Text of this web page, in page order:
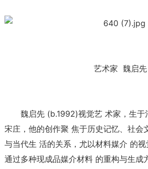
艺术家 魏启先
魏启先 (b.1992)视觉艺 术家，生于
宋庄，他的创作聚 焦于历史记忆、社会
与当代生 活的关系，尤以材料媒介 的视
通过多种现成品媒介材料 的重构与生成